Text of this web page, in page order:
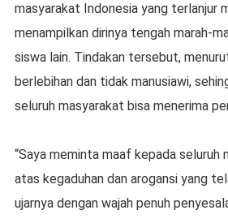
masyarakat Indonesia yang terlanjur
menampilkan dirinya tengah marah-
siswa lain. Tindakan tersebut,
berlebihan dan tidak manusiawi,
seluruh masyarakat bisa menerima
“Saya meminta maaf kepada seluruh
atas kegaduhan dan arogansi yang
ujarnya dengan wajah penuh